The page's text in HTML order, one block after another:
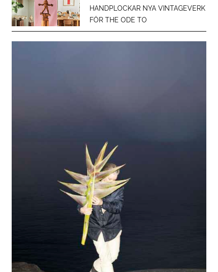
HANDPLOCKAR NYA VINTAGEVERK
FÖR THE ODE TO